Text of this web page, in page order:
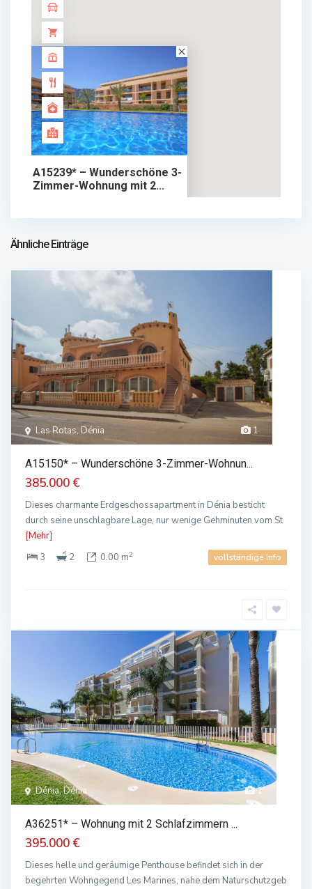
A15239* – Wunderschöne 3-
Zimmer-Wohnung mit 2...
549.000 €
Ähnliche Einträge
1
Las Rotas, Dénia
A15150* – Wunderschöne 3-Zimmer-Wohnun...
385.000 €
Dieses charmante Erdgeschossapartment in Dénia besticht
durch seine unschlagbare Lage, nur wenige Gehminuten vom St
[Mehr]
3
2 0.00 m2 vollständige Info
1
Dénia, Dénia
A36251* – Wohnung mit 2 Schlafzimmern ...
395.000 €
Dieses helle und geräumige Penthouse befindet sich in der
begehrten Wohngegend Les Marines, nahe dem Naturschutzgeb